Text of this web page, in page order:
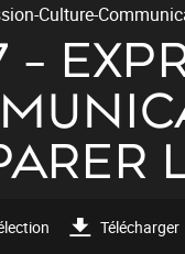
Culture-
-
Télécharger